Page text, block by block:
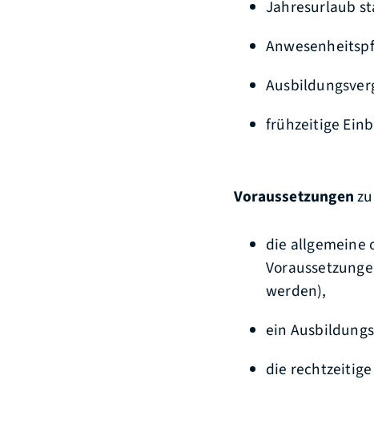
Jahresurlaub
frühzeitige
Voraussetzungen
die allgemeine
werden),
ein
die